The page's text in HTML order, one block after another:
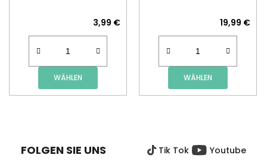
3,99 €
WÄHLEN
19,99 €
WÄHLEN
FOLGEN SIE UNS Tik Tok Youtube